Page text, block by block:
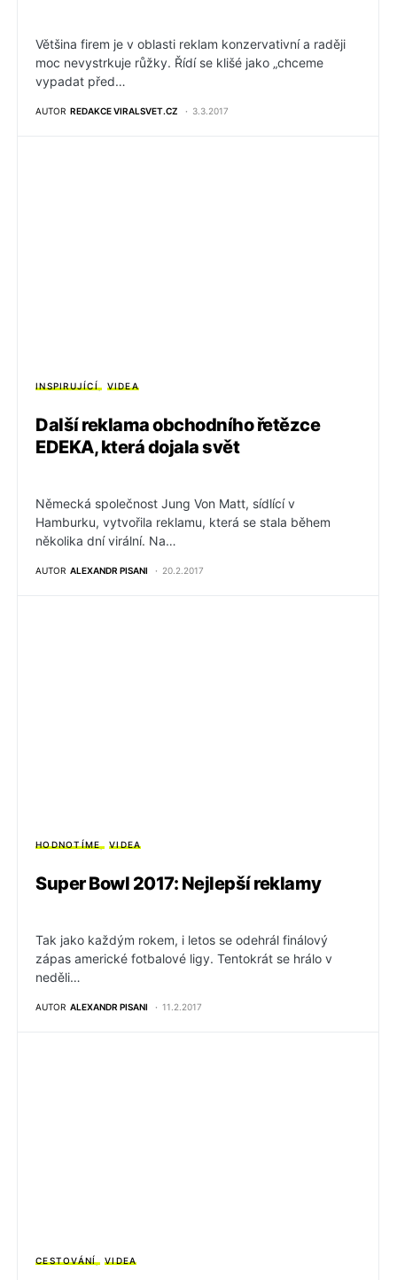
Většina firem je v oblasti reklam konzervativní a raději
moc nevystrkuje růžky. Řídí se klišé jako „chceme
vypadat před…
AUTOR REDAKCE VIRALSVET.CZ 3.3.2017
INSPIRUJÍCÍ VIDEA
Další reklama obchodního řetězce
EDEKA, která dojala svět
Německá společnost Jung Von Matt, sídlící v
Hamburku, vytvořila reklamu, která se stala během
několika dní virální. Na…
AUTOR ALEXANDR PISANI 20.2.2017
HODNOTÍME VIDEA
Super Bowl 2017: Nejlepší reklamy
Tak jako každým rokem, i letos se odehrál finálový
zápas americké fotbalové ligy. Tentokrát se hrálo v
neděli…
AUTOR ALEXANDR PISANI 11.2.2017
CESTOVÁNÍ VIDEA